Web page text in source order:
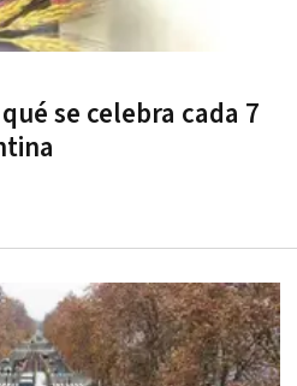
se celebra cada 7